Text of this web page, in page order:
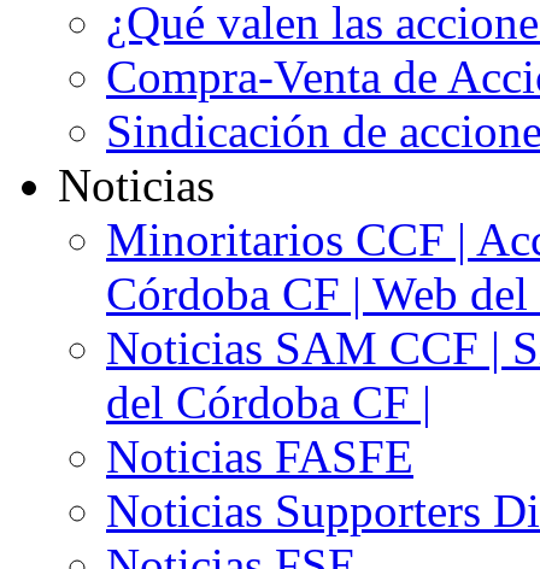
¿Qué valen las
Compra-Venta de
Sindicación de
Noticias
Minoritarios CCF |
Córdoba CF | Web
Noticias SAM CCF |
del Córdoba CF |
Noticias FASFE
Noticias Supporters